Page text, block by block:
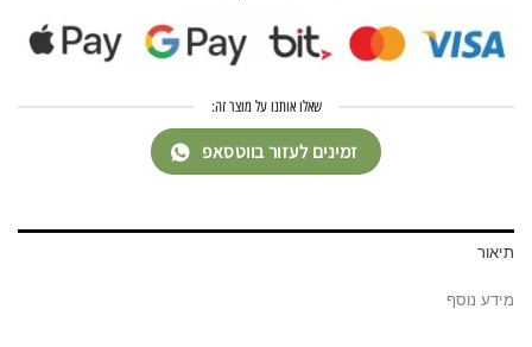
שאלו אותנו על מוצר זה:
זמינים לעזור בווטסאפ
תיאור
מידע נוסף